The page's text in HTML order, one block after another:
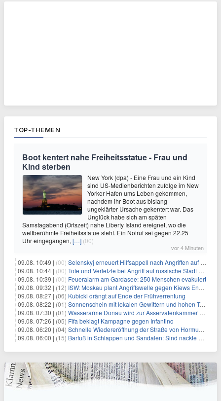
TOP-THEMEN
Boot kentert nahe Freiheitsstatue - Frau und
Kind sterben
New York (dpa) - Eine Frau und ein Kind
sind US-Medienberichten zufolge im New
Yorker Hafen ums Leben gekommen,
nachdem ihr Boot aus bislang
ungeklärter Ursache gekentert war. Das
Unglück habe sich am späten
Samstagabend (Ortszeit) nahe Liberty Island ereignet, wo die
weltberühmte Freiheitsstatue steht. Ein Notruf sei gegen 22.25
Uhr eingegangen, […] (00)
vor 4 Minuten
09.08. 10:49 | (00) Selenskyj erneuert Hilfsappell nach Angriffen auf mehrere Städte
09.08. 10:44 | (00) Tote und Verletzte bei Angriff auf russische Stadt Belgorod
09.08. 10:39 | (00) Feueralarm am Gardasee: 250 Menschen evakuiert
09.08. 09:32 | (12) ISW: Moskau plant Angriffswelle gegen Kiews Energieinfrastruktur
09.08. 08:27 | (06) Kubicki drängt auf Ende der Frühverrentung
09.08. 08:22 | (01) Sonnenschein mit lokalen Gewittern und hohen Temperaturen
09.08. 07:30 | (01) Wasserarme Donau wird zur Asservatenkammer der Geschichte
09.08. 07:26 | (05) Fifa beklagt Kampagne gegen Infantino
09.08. 06:20 | (04) Schnelle Wiedereröffnung der Straße von Hormus ungewiss
09.08. 06:00 | (15) Barfuß in Schlappen und Sandalen: Sind nackte Füße eklig?